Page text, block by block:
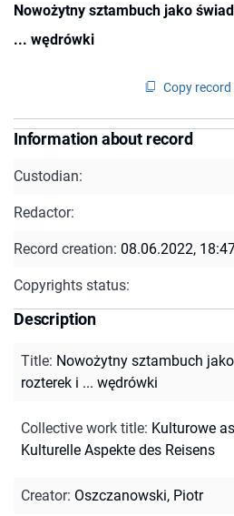
Nowożytny sztambuch jako
... wędrówki
Copy record
Information about record
Custodian:
Redactor:
Record creation: 08.06.2022,
Copyrights status:
Description
Title: Nowożytny sztambuch
rozterek i ... wędrówki
Collective work title: Kulturowe
Kulturelle Aspekte des Reisens
Creator: Oszczanowski, Piotr